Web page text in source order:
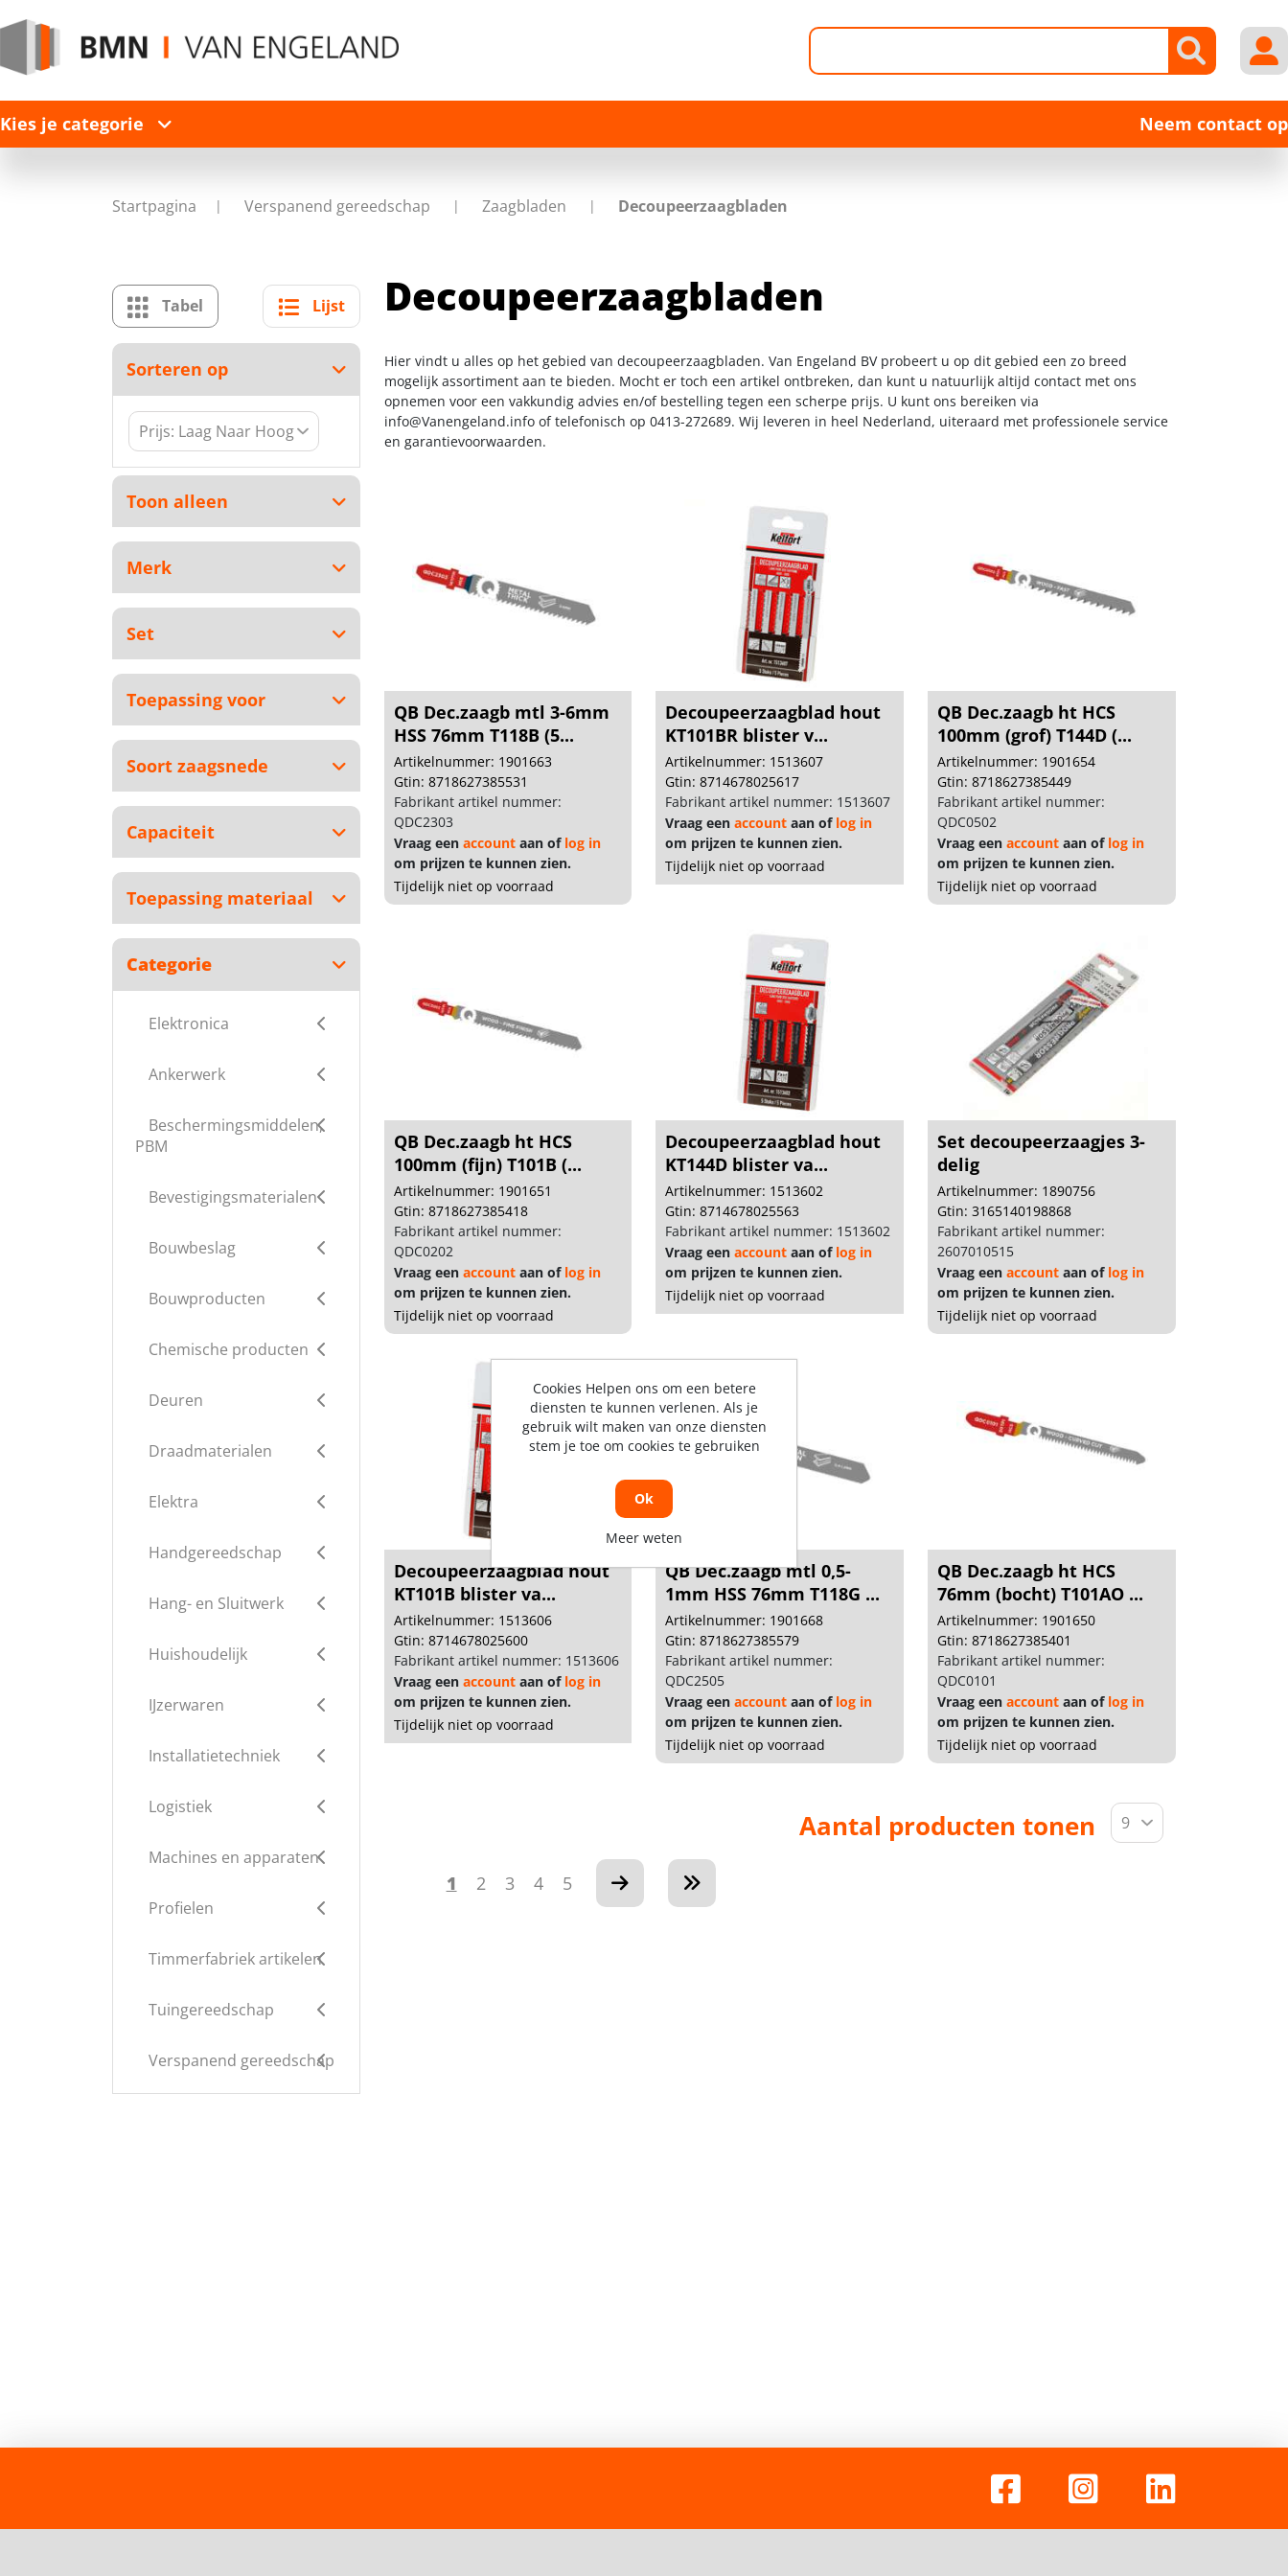
Kies je categorie Neem contact op
Startpagina Verspanend gereedschap Zaagbladen Decoupeerzaagbladen
Tabel Lijst
Sorteren op
Toon alleen
Merk
Set
Toepassing voor
Soort zaagsnede
Capaciteit
Toepassing materiaal
Categorie
Elektronica
Ankerwerk
Beschermingsmiddelen,
PBM
Bevestigingsmaterialen
Bouwbeslag
Bouwproducten
Chemische producten
Deuren
Draadmaterialen
Elektra
Handgereedschap
Hang- en Sluitwerk
Huishoudelijk
IJzerwaren
Installatietechniek
Logistiek
Machines en apparaten
Profielen
Timmerfabriek artikelen
Tuingereedschap
Verspanend gereedschap
Decoupeerzaagbladen
Hier vindt u alles op het gebied van decoupeerzaagbladen. Van Engeland BV probeert u op dit gebied een zo breed
mogelijk assortiment aan te bieden. Mocht er toch een artikel ontbreken, dan kunt u natuurlijk altijd contact met ons
opnemen voor een vakkundig advies en/of bestelling tegen een scherpe prijs. U kunt ons bereiken via
info@Vanengeland.infoof telefonisch op 0413-272689. Wij leveren in heel Nederland, uiteraard met professionele service
en garantievoorwaarden.
QB Dec.zaagb mtl 3-6mm
HSS 76mm T118B (5...
Artikelnummer: 1901663
Gtin: 8718627385531
Fabrikant artikel nummer:
QDC2303
Vraag een accountaan of log in
om prijzen te kunnen zien.
Tijdelijk niet op voorraad
Decoupeerzaagblad hout
KT101BR blister v...
Artikelnummer: 1513607
Gtin: 8714678025617
Fabrikant artikel nummer: 1513607
Vraag eenaccount aan of log in
om prijzen te kunnen zien.
Tijdelijk niet op voorraad
QB Dec.zaagb ht HCS
100mm (grof) T144D (...
Artikelnummer: 1901654
Gtin: 8718627385449
Fabrikant artikel nummer:
QDC0502
Vraag eenaccount aan of log in
om prijzen te kunnen zien.
Tijdelijk niet op voorraad
QB Dec.zaagb ht HCS
100mm (fijn) T101B (...
Artikelnummer: 1901651
Gtin: 8718627385418
Fabrikant artikel nummer:
QDC0202
Vraag een accountaan of log in
om prijzen te kunnen zien.
Tijdelijk niet op voorraad
Decoupeerzaagblad hout
KT144D blister va...
Artikelnummer: 1513602
Gtin: 8714678025563
Fabrikant artikel nummer: 1513602
Vraag eenaccount aan of log in
om prijzen te kunnen zien.
Tijdelijk niet op voorraad
Set decoupeerzaagjes 3-
delig
Artikelnummer: 1890756
Gtin: 3165140198868
Fabrikant artikel nummer:
2607010515
Vraag eenaccount aan of log in
om prijzen te kunnen zien.
Tijdelijk niet op voorraad
Decoupeerzaagblad hout
KT101B blister va...
Artikelnummer: 1513606
Gtin: 8714678025600
Fabrikant artikel nummer: 1513606
Vraag een accountaan of log in
om prijzen te kunnen zien.
Tijdelijk niet op voorraad
QB Dec.zaagb mtl 0,5-
1mm HSS 76mm T118G ...
Artikelnummer: 1901668
Gtin: 8718627385579
Fabrikant artikel nummer:
QDC2505
Vraag eenaccount aan of log in
om prijzen te kunnen zien.
Tijdelijk niet op voorraad
QB Dec.zaagb ht HCS
76mm (bocht) T101AO ...
Artikelnummer: 1901650
Gtin: 8718627385401
Fabrikant artikel nummer:
QDC0101
Vraag eenaccount aan of log in
om prijzen te kunnen zien.
Tijdelijk niet op voorraad
1 2 3 4 5
Aantal producten tonen
Cookies Helpen ons om een betere
diensten te kunnen verlenen. Als je
gebruik wilt maken van onze diensten
stem je toe om cookies te gebruiken
Ok
Meer weten